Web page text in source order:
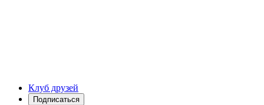
Клуб друзей
Подписаться